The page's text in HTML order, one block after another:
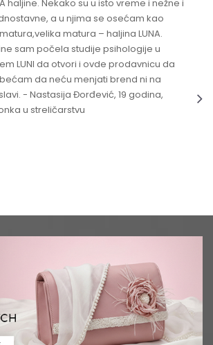
haljine. Nekako su u isto vreme i nežne i
a u njima se osećam kao
matura – haljina LUNA.
sam počela studije psihologije u
LUNI da otvori i ovde prodavnicu da
da neću menjati brend ni na
- Nastasija Đorđević, 19 godina,
u streličarstvu